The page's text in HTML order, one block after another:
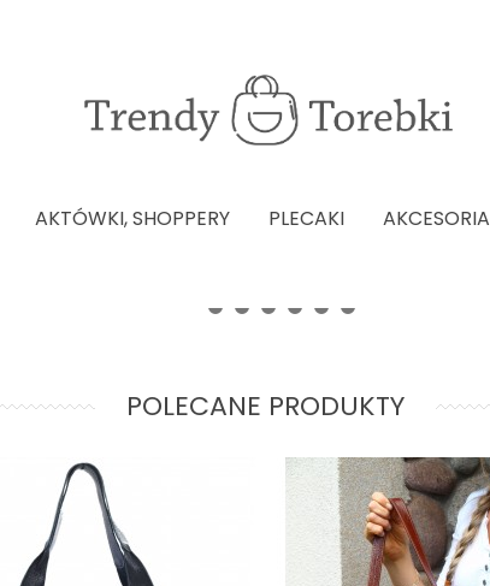
AKTÓWKI, SHOPPERY PLECAKI AKCESORIA
POLECANE PRODUKTY